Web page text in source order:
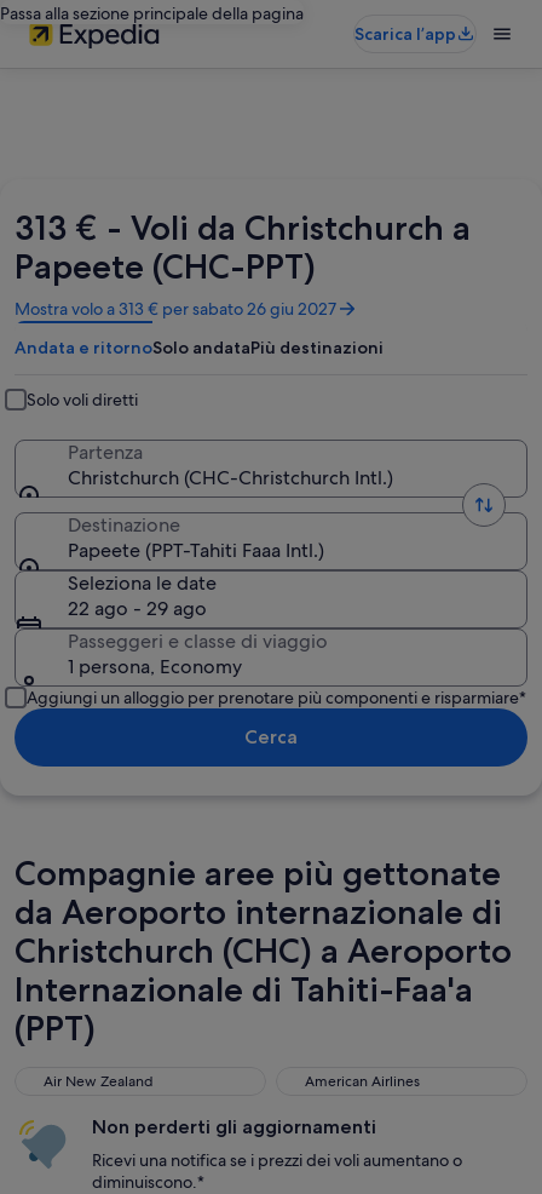
Passa alla sezione principale della pagina
Scarica l’app
313 € - Voli da Christchurch a
Papeete (CHC-PPT)
Mostra volo a 313 € per sabato 26 giu 2027
Apertura
in
un’altra
Andata e ritornoSolo andataPiù destinazioni
Solo voli diretti
Partenza
Christchurch (CHC-Christchurch Intl.)
Destinazione
Papeete (PPT-Tahiti Faaa Intl.)
Seleziona le date
22 ago - 29 ago
Passeggeri e classe di viaggio
1 persona, Economy
Aggiungi un alloggio per prenotare più componenti e risparmiare*
Cerca
Compagnie aree più gettonate
da Aeroporto internazionale di
Christchurch (CHC) a Aeroporto
Internazionale di Tahiti-Faa'a
(PPT)
Air New Zealand
Air New Zealand American Airlines
American Airlines
Non perderti gli aggiornamenti
Ricevi una notifica se i prezzi dei voli aumentano o
diminuiscono.*